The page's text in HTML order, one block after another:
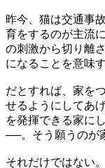
昨今、猫は交通事
育をするのが主流
の刺激から切り離
になることを意味す
だとすれば、家を
せるようにしてあ
を発揮できる家に
──。そう願うのが
それだけではない